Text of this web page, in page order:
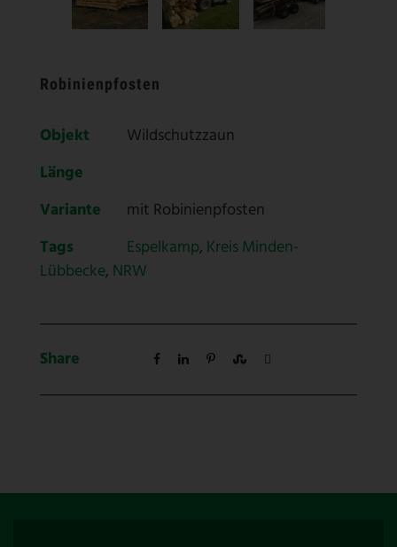
Robinienpfosten
Objekt
Wildschutzzaun
Länge
Variante
mit Robinienpfosten
Tags
Espelkamp, Kreis Minden-
Lübbecke, NRW
Share